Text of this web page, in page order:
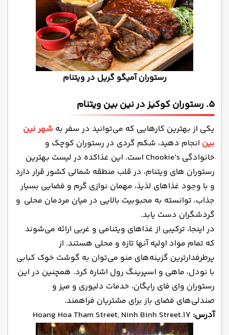
رستوران آمیگو گریل در ویتنام
5. رستوران کوکیز در نین بین ویتنام
یکی از بهترین کارهایی که می‌توانید در سفر به شهر نین
بین انجام دهید، شکم گردی در رستوران کوچک و
خانوادگی Chookie’s است. این غذاکده در لیست بهترین
رستوران های ویتنام، در قلب منطقه شمالی کشور قرار دارد
و با وجود غذاهای لذیذ، مهمان نوازی گرم و فضایی بسیار
جذاب، توانسته به محبوبیت بالایی در میان مردمان محلی و
گردشگران دست یابد.
در اینجا، ترکیبی از غذاهای ویتنامی و غربی ارائه می‌شوند
که تمام مواد اولیه آنها تازه و محلی هستند. از
پرطرفدارترین گزینه‌های منو می‌توان به گوشت خوک کبابی
با نودل، ماهی و اسپرینگ رول اشاره کرد. همچنین در این
رستوران وای فای رایگان، خدمات دلیوری و میز و
صندلی‌های فضای باز برای مشتریان فراهمند.
آدرس: